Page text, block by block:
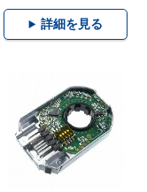
詳細を見る